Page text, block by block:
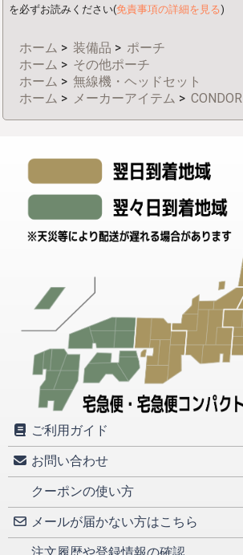
を必ずお読みください(免責事項の詳細を見る)
ホーム > 装備品 > ポーチ
ホーム > その他ポーチ
ホーム > 無線機・ヘッドセット
ホーム > メーカーアイテム > CONDOR
ご利用ガイド
お問い合わせ
クーポンの使い方
メールが届かない方はこちら